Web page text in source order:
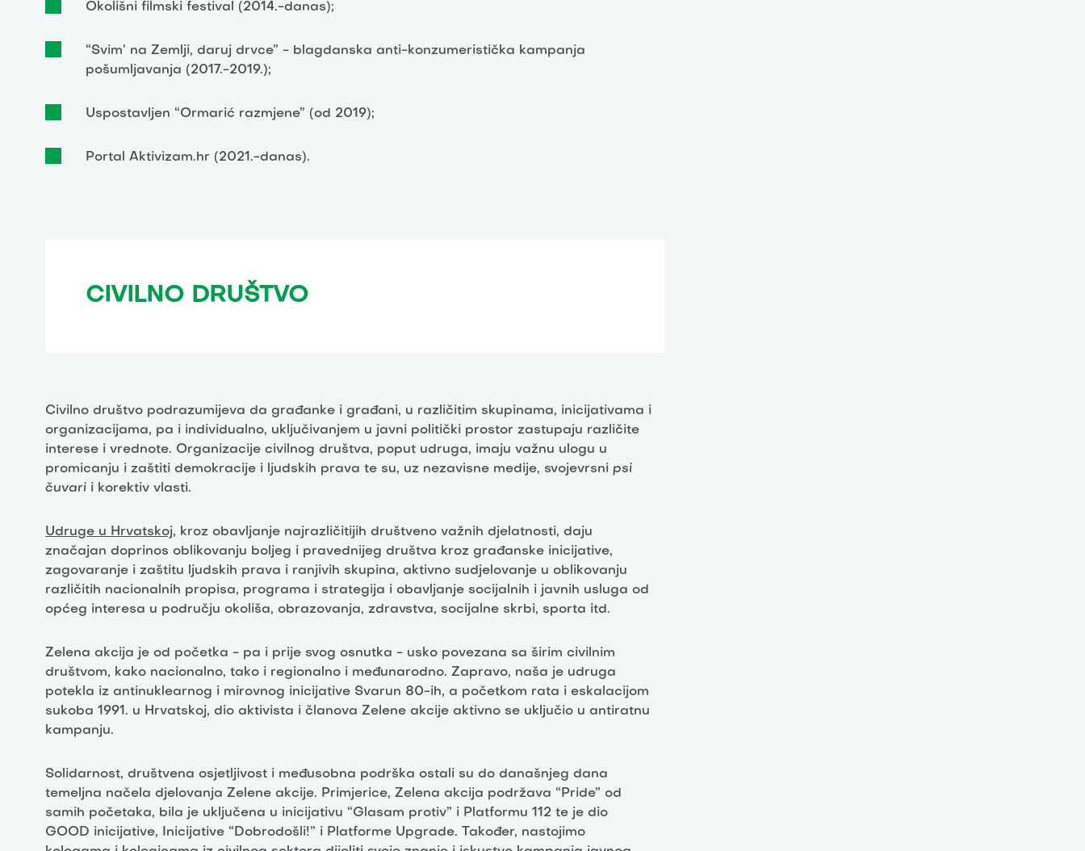
Okolišni filmski festival (2014.-danas);
“Svim’ na Zemlji, daruj drvce” - blagdanska anti-konzumeristička kampanja
pošumljavanja (2017.-2019.);
Uspostavljen “Ormarić razmjene” (od 2019);
Portal Aktivizam.hr (2021.-danas).
CIVILNO DRUŠTVO
Civilno društvo podrazumijeva da građanke i građani, u različitim skupinama, inicijativama i
organizacijama, pa i individualno, uključivanjem u javni politički prostor zastupaju različite
interese i vrednote. Organizacije civilnog društva, poput udruga, imaju važnu ulogu u
promicanju i zaštiti demokracije i ljudskih prava te su, uz nezavisne medije, svojevrsni psi
čuvari i korektiv vlasti.
Udruge u Hrvatskoj, kroz obavljanje najrazličitijih društveno važnih djelatnosti, daju
značajan doprinos oblikovanju boljeg i pravednijeg društva kroz građanske inicijative,
zagovaranje i zaštitu ljudskih prava i ranjivih skupina, aktivno sudjelovanje u oblikovanju
različitih nacionalnih propisa, programa i strategija i obavljanje socijalnih i javnih usluga od
općeg interesa u području okoliša, obrazovanja, zdravstva, socijalne skrbi, sporta itd.
Zelena akcija je od početka - pa i prije svog osnutka - usko povezana sa širim civilnim
društvom, kako nacionalno, tako i regionalno i međunarodno. Zapravo, naša je udruga
potekla iz antinuklearnog i mirovnog inicijative Svarun 80-ih, a početkom rata i eskalacijom
sukoba 1991. u Hrvatskoj, dio aktivista i članova Zelene akcije aktivno se uključio u antiratnu
kampanju.
Solidarnost, društvena osjetljivost i međusobna podrška ostali su do današnjeg dana
temeljna načela djelovanja Zelene akcije. Primjerice, Zelena akcija podržava “Pride” od
samih početaka, bila je uključena u inicijativu “Glasam protiv” i Platformu 112 te je dio
GOOD inicijative, Inicijative “Dobrodošli!” i Platforme Upgrade. Također, nastojimo